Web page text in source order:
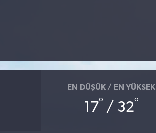
EN DÜŞÜK / EN YÜKSEK
17° / 32°